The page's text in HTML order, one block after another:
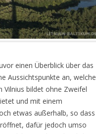
einen Überblick über das
Aussichtspunkte an, welche
Vilnius bildet ohne Zweifel
und mit einem
etwas außerhalb, so dass
dafür jedoch umso